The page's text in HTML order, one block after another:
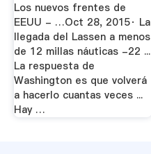
Los nuevos frentes de
EEUU - …Oct 28, 2015· La
llegada del Lassen a menos
de 12 millas náuticas -22 ...
La respuesta de
Washington es que volverá
a hacerlo cuantas veces ...
Hay …